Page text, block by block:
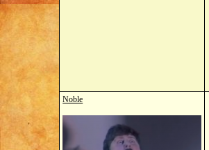
Noble